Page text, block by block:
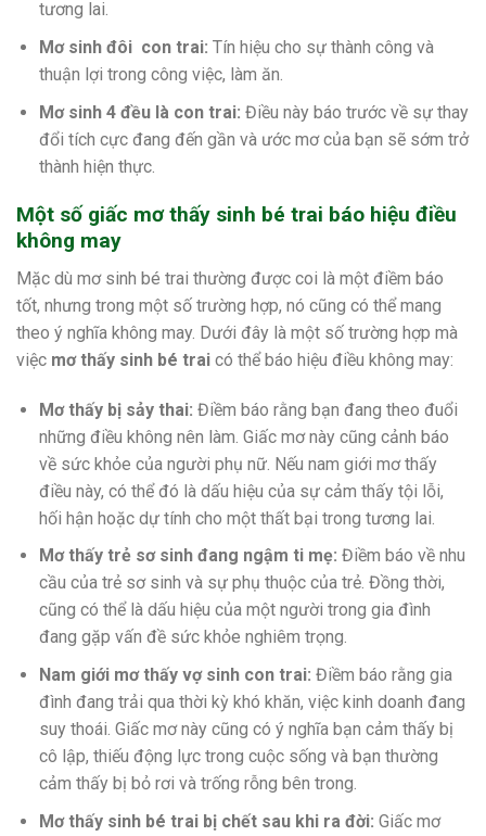
tương lai.
Mơ sinh đôi con trai: Tín hiệu cho sự thành công và
thuận lợi trong công việc, làm ăn.
Mơ sinh 4 đều là con trai: Điều này báo trước về sự thay
đổi tích cực đang đến gần và ước mơ của bạn sẽ sớm trở
thành hiện thực.
Một số giấc mơ thấy sinh bé trai báo hiệu điều
không may
Mặc dù mơ sinh bé trai thường được coi là một điềm báo
tốt, nhưng trong một số trường hợp, nó cũng có thể mang
theo ý nghĩa không may. Dưới đây là một số trường hợp mà
việc mơ thấy sinh bé trai có thể báo hiệu điều không may:
Mơ thấy bị sảy thai: Điềm báo rằng bạn đang theo đuổi
những điều không nên làm. Giấc mơ này cũng cảnh báo
về sức khỏe của người phụ nữ. Nếu nam giới mơ thấy
điều này, có thể đó là dấu hiệu của sự cảm thấy tội lỗi,
hối hận hoặc dự tính cho một thất bại trong tương lai.
Mơ thấy trẻ sơ sinh đang ngậm ti mẹ: Điềm báo về nhu
cầu của trẻ sơ sinh và sự phụ thuộc của trẻ. Đồng thời,
cũng có thể là dấu hiệu của một người trong gia đình
đang gặp vấn đề sức khỏe nghiêm trọng.
Nam giới mơ thấy vợ sinh con trai: Điềm báo rằng gia
đình đang trải qua thời kỳ khó khăn, việc kinh doanh đang
suy thoái. Giấc mơ này cũng có ý nghĩa bạn cảm thấy bị
cô lập, thiếu động lực trong cuộc sống và bạn thường
cảm thấy bị bỏ rơi và trống rỗng bên trong.
Mơ thấy sinh bé trai bị chết sau khi ra đời: Giấc mơ